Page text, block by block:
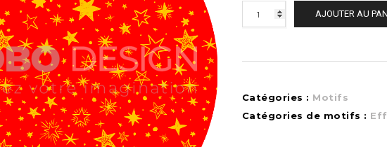
AJOUTER AU
Catégories : Motifs
Catégories de motifs :